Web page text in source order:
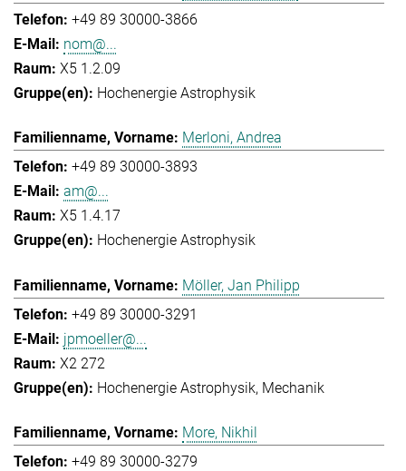
+49 89 30000-3866
nom@...
X5 1.2.09
Hochenergie Astrophysik
Merloni, Andrea
+49 89 30000-3893
am@...
X5 1.4.17
Hochenergie Astrophysik
Möller, Jan Philipp
+49 89 30000-3291
jpmoeller@...
X2 272
Hochenergie Astrophysik Mechanik
More, Nikhil
+49 89 30000-3279